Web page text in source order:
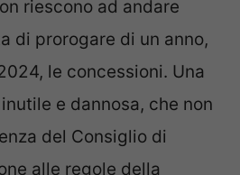
riescono ad andare
di prorogare di un anno,
le concessioni. Una
e dannosa, che non
del Consiglio di
alle regole della